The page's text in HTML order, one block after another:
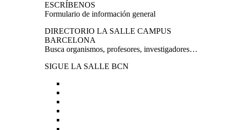
ESCRÍBENOS
Formulario de información general
DIRECTORIO LA SALLE CAMPUS
BARCELONA
Busca organismos, profesores, investigadores…
SIGUE LA SALLE BCN